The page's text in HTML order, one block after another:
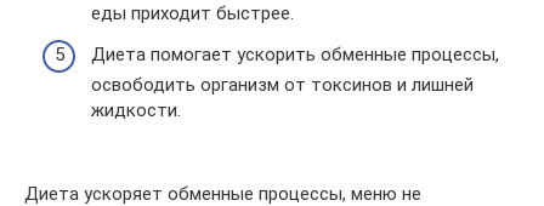
еды приходит быстрее.
Диета помогает ускорить обменные процессы,
освободить организм от токсинов и лишней
жидкости.
Диета ускоряет обменные процессы, меню не